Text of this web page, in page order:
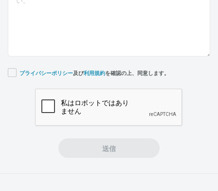
プライバシーポリシー及び利用規約を確認の上、同意します。
送信